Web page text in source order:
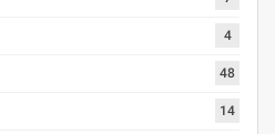
4
48
14